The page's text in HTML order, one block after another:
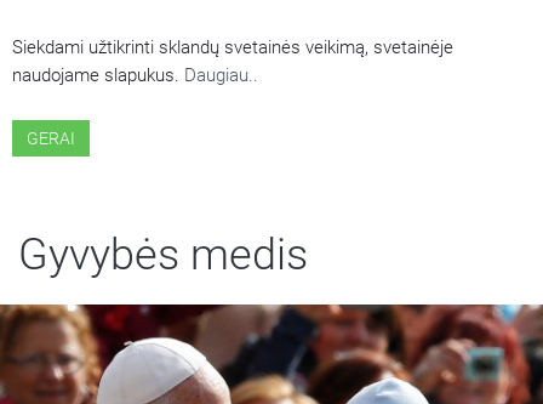
Siekdami užtikrinti sklandų svetainės veikimą, svetainėje
naudojame slapukus. Daugiau..
GERAI
Gyvybės medis